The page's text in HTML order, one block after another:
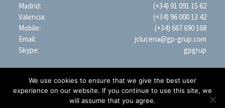
Madrid:
(+34) 91 091 15 62
Valencia:
(+34) 96 000 13 42
Mobile:
(+34) 667 690 168
Email:
jclucena@gp-grup.com
Skype:
gpgrup
PROFESSIONAL SEARCH ENGINE WORLDWIDE (LLC)
We use cookies to ensure that we give the best user
experience on our website. If you continue to use this site, we
will assume that you agree.